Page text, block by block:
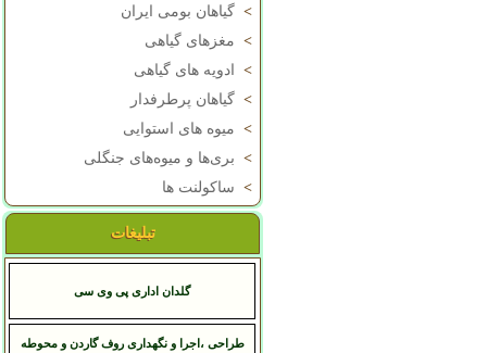
> گیاهان بومی ایران
> مغزهای گیاهی
>
ادویه های گیاهی
> گیاهان پرطرفدار
> میوه های استوایی
> بری‌ها و میوه‌های جنگلی
> ساکولنت ها
تبلیغات
گلدان اداری پی وی سی
طراحی ،اجرا و نگهداری روف گاردن و محوطه